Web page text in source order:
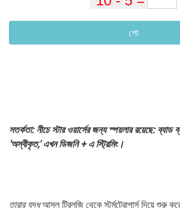
শো
সতর্কতা: নীচে স্টার ওয়ার্সের জন্য স্পয়লার রয়েছে: ব্যাড
'অস্বীকৃত,' এখন ডিজনি + এ স্ট্রিমিং।
তারার যুদ্ধআসল ট্রিলজি থেকে স্টর্মট্রোপার্স দিয়ে শুরু করে